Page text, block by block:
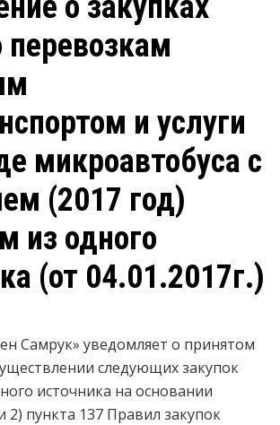
перевозкам
и услуги
микроавтобуса с
(2017 год)
из одного
(от 04.01.2017г.)
Самрук» уведомляет о принятом
следующих закупок
источника на основании
2) пункта 137 Правил закупок